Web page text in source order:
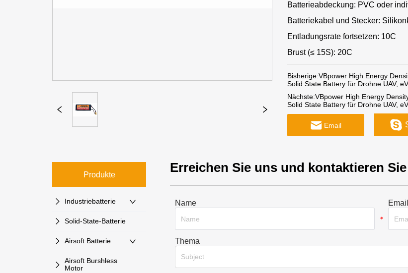
Batterieabdeckung: PVC oder
Batteriekabel und Stecker:
Entladungsrate fortsetzen: 10C
Brust (≤ 15S): 20C
Bisherige:VBpower High Energy
Solid State Battery für Drohne UAV,
Nächste:VBpower High Energy
Solid State Battery für Drohne UAV,
Email
Produkte
Industriebatterie
Solid-State-Batterie
Airsoft Batterie
Airsoft Burshless
Motor
Erreichen Sie uns und kontaktieren
Name
*
Email
Thema
Subject